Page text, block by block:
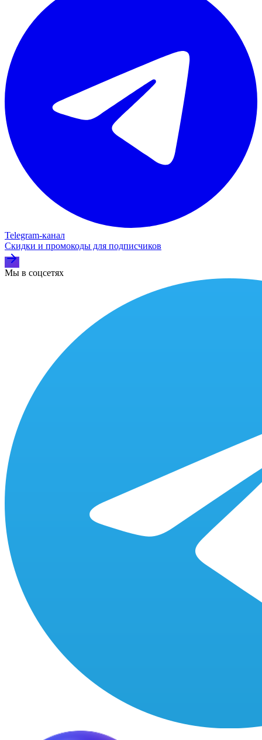
Telegram‑канал
Скидки и промокоды для подписчиков
Мы в соцсетях